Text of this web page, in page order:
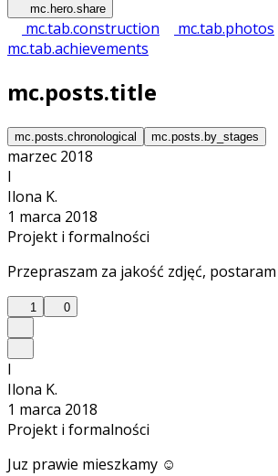
mc.hero.share
mc.tab.construction mc.tab.photos
mc.tab.achievements
mc.posts.title
mc.posts.chronological mc.posts.by_stages
marzec 2018
I
Ilona K.
1 marca 2018
Projekt i formalności
Przepraszam za jakość zdjęć,
1 0
I
Ilona K.
1 marca 2018
Projekt i formalności
Juz prawie mieszkamy ☺